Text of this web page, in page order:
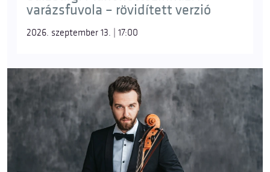
varázsfuvola – rövidített verzió
2026. szeptember 13. | 17:00